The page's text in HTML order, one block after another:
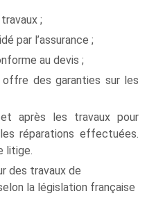
;
par l’assurance ;
au devis ;
offre des garanties sur les
après les travaux pour
réparations effectuées.
litige.
des travaux de
la législation française